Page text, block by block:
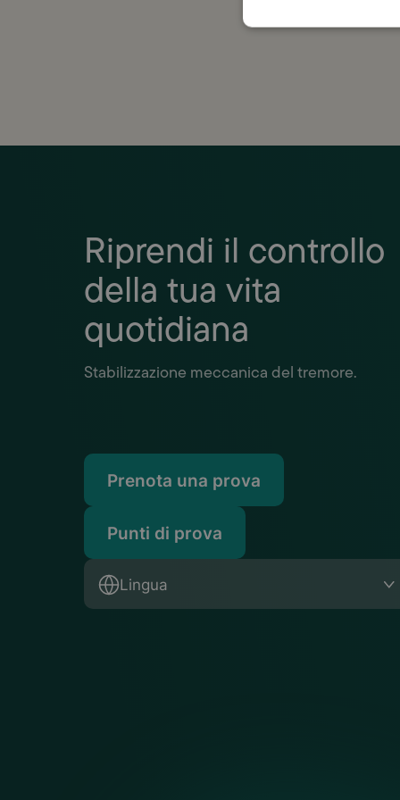
Riprendi il controllo
della tua vita
quotidiana
Stabilizzazione meccanica del tremore.
Prenota una prova
Punti di prova
Lingua